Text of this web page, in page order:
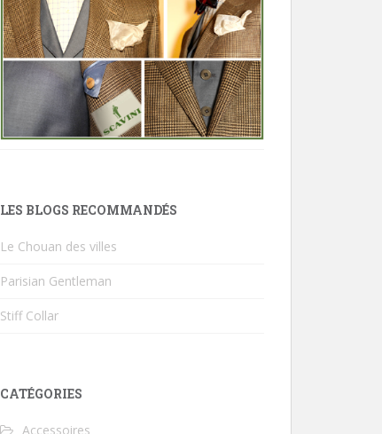
LES BLOGS RECOMMANDÉS
Le Chouan des villes
Parisian Gentleman
Stiff Collar
CATÉGORIES
Accessoires